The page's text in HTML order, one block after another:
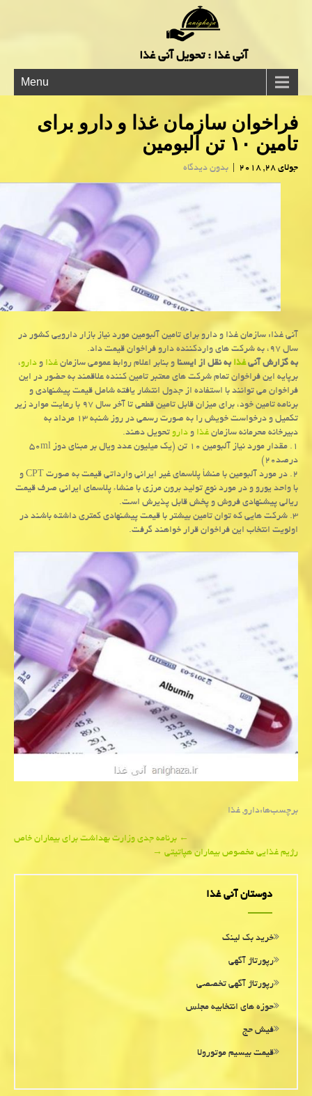
آنی غذا : تحویل آنی غذا
Menu
فراخوان سازمان غذا و دارو برای
تامین ۱۰ تن آلبومین
جولای 28, 2018 | بدون دیدگاه
آنی غذا: سازمان غذا و دارو برای تامین آلبومین مورد نیاز بازار دارویی كشور در
سال ۹۷، به شركت های واردكننده دارو فراخوان قیمت داد.
به گزارش آنیغذابه نقل از ایسناو بنابر اعلام روابط عمومی سازمانغذاودارو،
برپایه این فراخوان تمام شركت های معتبر تامین كننده علاقمند به حضور در این
فراخوان می توانند با استفاده از جدول انتشار یافته شامل قیمت پیشنهادی و
برنامه تامین خود، برای میزان قابل تامین قطعی تا آخر سال ۹۷ با رعایت موارد زیر
تكمیل و درخواست خویش را به صورت رسمی در روز شنبه ۱۳ مرداد به
دبیرخانه محرمانه سازمانغذاوداروتحویل دهند.
۱. مقدار مورد نیاز آلبومین ۱۰ تن (یك میلیون عدد ویال بر مبنای دوز ۵۰ml
درصد۲۰)
۲. در مورد آلبومین با منشأ پلاسمای غیر ایرانی وارداتی قیمت به صورت CPT و
با واحد یورو و در مورد نوع تولید برون مرزی با منشاء پلاسمای ایرانی صرف قیمت
ریالی پیشنهادی فروش و پخش قابل پذیرش است.
۳. شركت هایی كه توان تامین بیشتر با قیمت پیشنهادی كمتری داشته باشند در
اولویت انتخاب این فراخوان قرار خواهند گرفت.
برچسب‌ها:دارو,غذا
navigation
←برنامه جدی وزارت بهداشت برای بیماران خاص
رژیم غذایی مخصوص بیماران هپاتیتی→
دوستان آنی غذا
خرید بک لینک
رپورتاژ آگهی
رپورتاژ آگهی تخصصی
حوزه های انتخابیه مجلس
فیش حج
قیمت بیسیم موتورولا